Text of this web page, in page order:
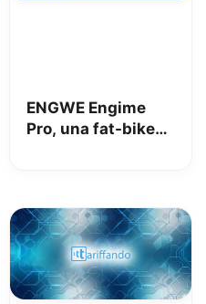
ENGWE Engime
Pro, una fat-bike